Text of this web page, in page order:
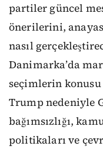
partiler güncel
önerilerini,
nasıl
Danimarka’da
seçimlerin konusu
Trump nedeniyle
bağımsızlığı,
politikaları ve